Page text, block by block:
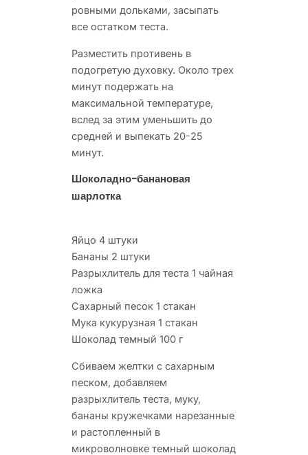
ровными дольками, засыпать
все остатком теста.
Разместить противень в
подогретую духовку. Около трех
минут подержать на
максимальной температуре,
вслед за этим уменьшить до
средней и выпекать 20-25
минут.
Шоколадно-банановая
шарлотка
Яйцо 4 штуки
Бананы 2 штуки
Разрыхлитель для теста 1 чайная
ложка
Сахарный песок 1 стакан
Мука кукурузная 1 стакан
Шоколад темный 100 г
Сбиваем желтки с сахарным
песком, добавляем
разрыхлитель теста, муку,
бананы кружечками нарезанные
и растопленный в
микроволновке темный шоколад